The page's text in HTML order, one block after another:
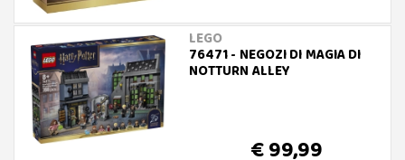
LEGO
76471 - NEGOZI DI MAGIA DI
NOTTURN ALLEY
€ 99,99